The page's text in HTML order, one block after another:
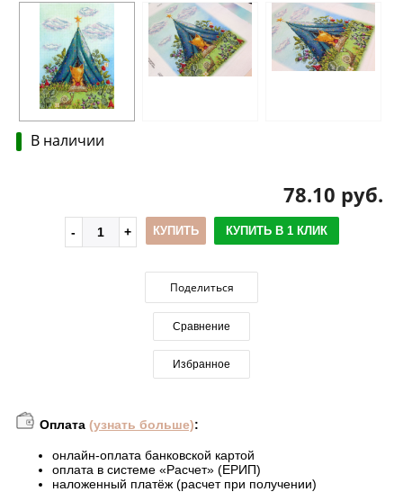
В наличии
78.10 руб.
КУПИТЬ КУПИТЬ В 1 КЛИК
Поделиться
Сравнение
Избранное
Оплата (узнать больше):
онлайн-оплата банковской картой
оплата в системе «Расчет» (ЕРИП)
наложенный платёж (расчет при получении)